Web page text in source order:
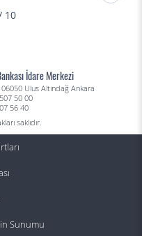
10
İdare Merkezi
Ulus Altındağ Ankara
50 00
56 40
saklıdır.
Sunumu